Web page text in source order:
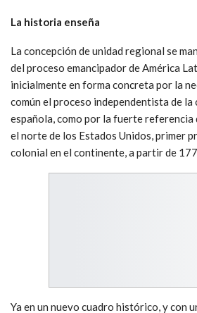
La historia enseña
La concepción de unidad regional se
del proceso emancipador de América
inicialmente en forma concreta por la
común el proceso independentista de
española, como por la fuerte referencia
el norte de los Estados Unidos, primer
colonial en el continente, a partir de
Ya en un nuevo cuadro histórico, y con